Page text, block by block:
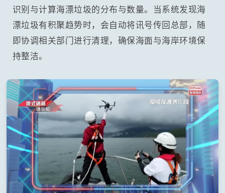
识别与计算海漂垃圾的分布与数量。当系统发现海
漂垃圾有积聚趋势时，会自动将讯号传回总部，随
即协调相关部门进行清理，确保海面与海岸环境保
持整洁。